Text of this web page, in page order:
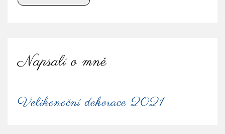
Napsali o mně
Velikonoční dekorace 2021